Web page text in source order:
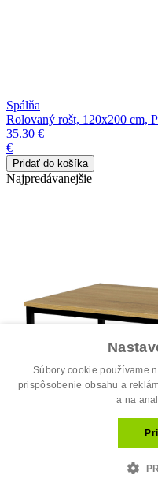
Spálňa
Rolovaný rošt, 120x200 cm,
35.30 €
€
Najpredávanejšie
Súbory cookie používame
prispôsobenie obsahu a
a na